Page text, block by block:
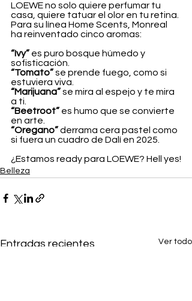
LOEWE no solo quiere perfumar tu
casa, quiere tatuar el olor en tu retina.
Para su línea Home Scents, Monreal
ha reinventado cinco aromas:
“Ivy” es puro bosque húmedo y
sofisticación.
“Tomato” se prende fuego, como si
estuviera viva.
“Marijuana” se mira al espejo y te mira
a ti.
“Beetroot” es humo que se convierte
en arte.
“Oregano” derrama cera pastel como
si fuera un cuadro de Dalí en 2025.
¿Estamos ready para LOEWE? Hell yes!
Belleza
Entradas recientes Ver todo